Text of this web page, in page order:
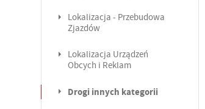
Lokalizacja - Przebudowa
Zjazdów
Lokalizacja Urządzeń
Obcych i Reklam
Drogi innych kategorii